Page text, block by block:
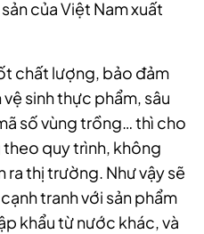
của Việt Nam xuất
chất lượng, bảo đảm
sinh thực phẩm, sâu
số vùng trồng… thì cho
theo quy trình, không
ra thị trường. Như vậy sẽ
tranh với sản phẩm
khẩu từ nước khác, và